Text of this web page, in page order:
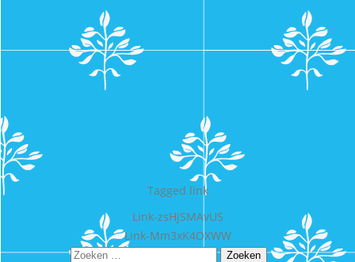
Tagged link
Bericht
navigatie
Link-zsHjSMAvUS
Link-Mm3xK4OXWW
Zoeken